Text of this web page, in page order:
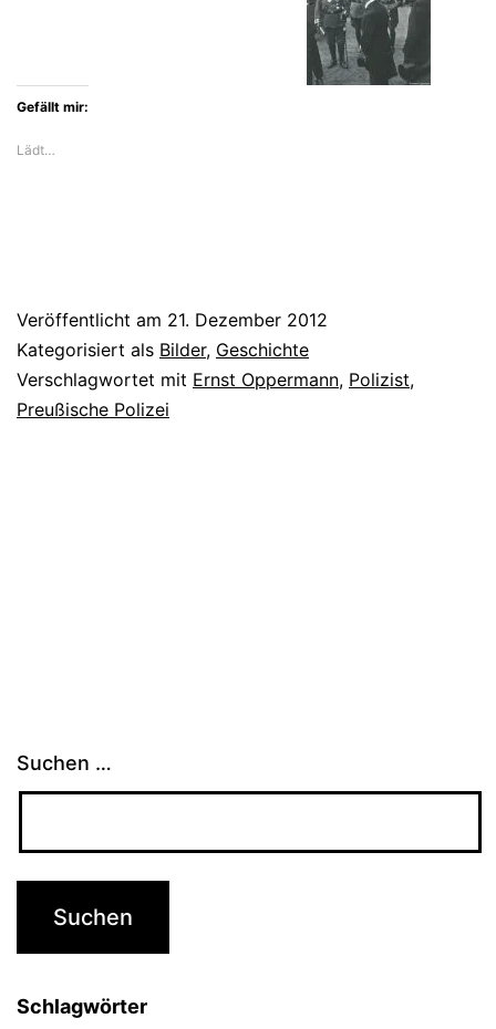
Gefällt mir:
Lädt…
Veröffentlicht am 21. Dezember 2012
Kategorisiert als Bilder, Geschichte
Verschlagwortet mit Ernst Oppermann, Polizist,
Preußische Polizei
Suchen …
Schlagwörter